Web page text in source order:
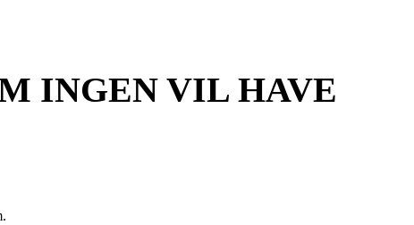
INGEN VIL HAVE